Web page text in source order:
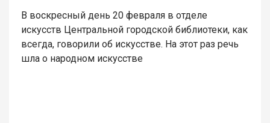
В воскресный день 20 февраля в отделе
искусств Центральной городской библиотеки, как
всегда, говорили об искусстве. На этот раз речь
шла о народном искусстве